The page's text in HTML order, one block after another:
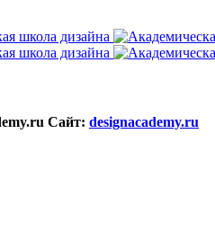
Сайт: designacademy.ru